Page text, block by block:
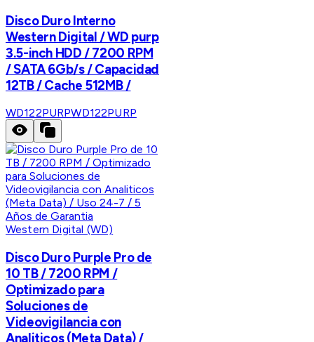
Disco Duro Interno
Western Digital / WD purp
3.5-inch HDD / 7200 RPM
/ SATA 6Gb/s / Capacidad
12TB / Cache 512MB /
WD122PURPWD122PURP
Western Digital (WD)
Disco Duro Purple Pro de
10 TB / 7200 RPM /
Optimizado para
Soluciones de
Videovigilancia con
Analiticos (Meta Data) /